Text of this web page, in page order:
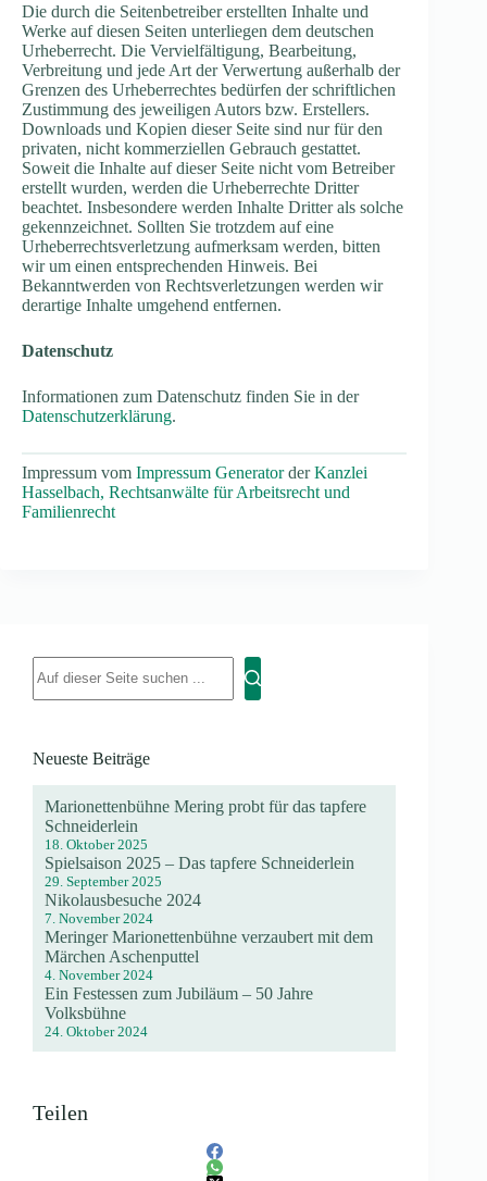
Die durch die Seitenbetreiber erstellten Inhalte und
Werke auf diesen Seiten unterliegen dem deutschen
Urheberrecht. Die Vervielfältigung, Bearbeitung,
Verbreitung und jede Art der Verwertung außerhalb der
Grenzen des Urheberrechtes bedürfen der schriftlichen
Zustimmung des jeweiligen Autors bzw. Erstellers.
Downloads und Kopien dieser Seite sind nur für den
privaten, nicht kommerziellen Gebrauch gestattet.
Soweit die Inhalte auf dieser Seite nicht vom Betreiber
erstellt wurden, werden die Urheberrechte Dritter
beachtet. Insbesondere werden Inhalte Dritter als solche
gekennzeichnet. Sollten Sie trotzdem auf eine
Urheberrechtsverletzung aufmerksam werden, bitten
wir um einen entsprechenden Hinweis. Bei
Bekanntwerden von Rechtsverletzungen werden wir
derartige Inhalte umgehend entfernen.
Datenschutz
Informationen zum Datenschutz finden Sie in der
Datenschutzerklärung.
Impressum vom Impressum GeneratorderKanzlei
Hasselbach, Rechtsanwälte für Arbeitsrecht und
Familienrecht
Neueste Beiträge
Marionettenbühne Mering probt für das tapfere
Schneiderlein
18. Oktober 2025
Spielsaison 2025 – Das tapfere Schneiderlein
29. September 2025
Nikolausbesuche 2024
7. November 2024
Meringer Marionettenbühne verzaubert mit dem
Märchen Aschenputtel
4. November 2024
Ein Festessen zum Jubiläum – 50 Jahre
Volksbühne
24. Oktober 2024
Teilen